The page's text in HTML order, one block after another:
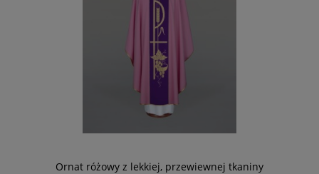
Ornat różowy z lekkiej, przewiewnej tkaniny